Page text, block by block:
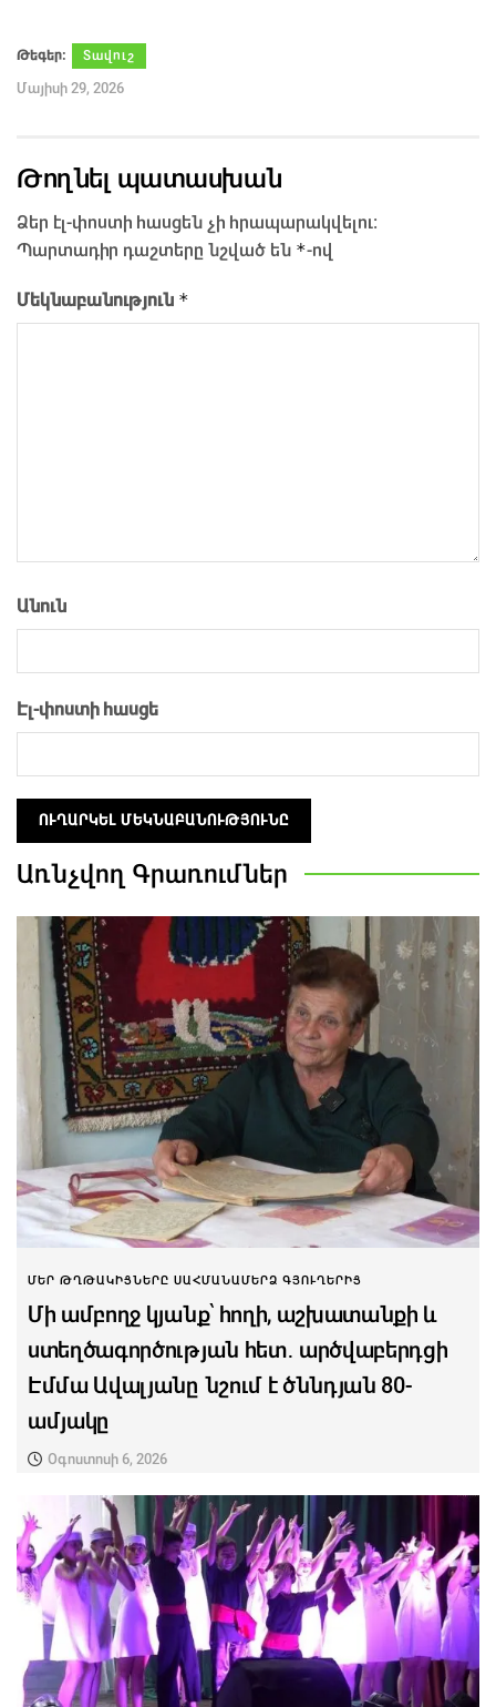
Թեգեր։ Տավուշ
Մայիսի 29, 2026
Թողնել պատասխան
Ձեր էլ-փոստի հասցեն չի հրապարակվելու։
Պարտադիր դաշտերը նշված են *-ով
Մեկնաբանություն *
Անուն
Էլ-փոստի հասցե
Առնչվող Գրառումներ
ՄԵՐ ԹՂԹԱԿԻՑՆԵՐԸ ՍԱՀՄԱՆԱՄԵՐՁ ԳՅՈՒՂԵՐԻՑ
Մի ամբողջ կյանք՝ հողի, աշխատանքի և
ստեղծագործության հետ․ արծվաբերդցի
Էմմա Ավալյանը նշում է ծննդյան 80-
ամյակը
Օգոստոսի 6, 2026